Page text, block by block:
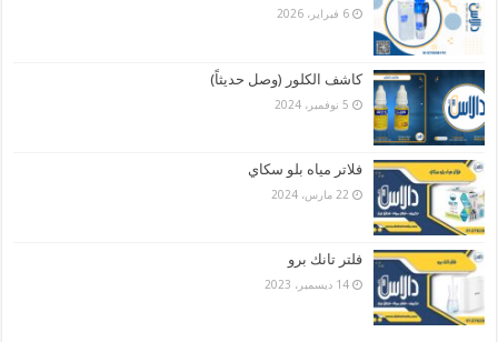
6 فبراير، 2026
كاشف الكلور (وصل حديثاً)
5 نوفمبر، 2024
فلاتر مياه بلو سكاي
22 مارس، 2024
فلتر تانك برو
14 ديسمبر، 2023